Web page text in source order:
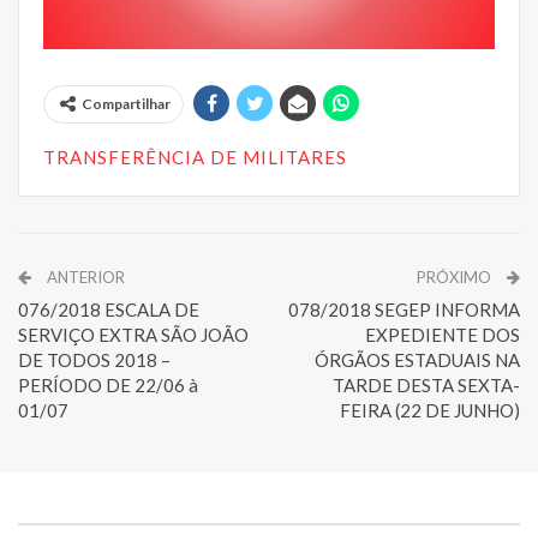
Compartilhar
TRANSFERÊNCIA DE MILITARES
ANTERIOR
076/2018 ESCALA DE
SERVIÇO EXTRA SÃO JOÃO
DE TODOS 2018 –
PERÍODO DE 22/06 à
01/07
PRÓXIMO
078/2018 SEGEP INFORMA
EXPEDIENTE DOS
ÓRGÃOS ESTADUAIS NA
TARDE DESTA SEXTA-
FEIRA (22 DE JUNHO)